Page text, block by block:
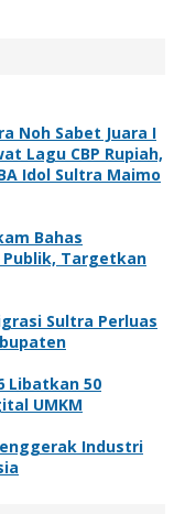
Noh Sabet Juara I
Lagu CBP Rupiah,
Idol Sultra Maimo
Bahas
Targetkan
Sultra Perluas
Libatkan 50
UMKM
Industri